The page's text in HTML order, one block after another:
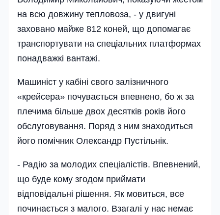
на всю довжину тепловоза, - у двигуні
заховано майже 812 коней, що допомагає
транспортувати на спеціальних платформах
понадважкі вантажі.
Машиніст у кабіні свого залізничного
«крейсера» почувається впевнено, бо ж за
плечима більше двох десятків років його
обслуговування. Поряд з ним знаходиться
його помічник Олександр Пустільнік.
- Радію за молодих спеціалістів. Впевнений,
що буде кому згодом приймати
відповідальні рішення. Як мовиться, все
починається з малого. Взагалі у нас немає